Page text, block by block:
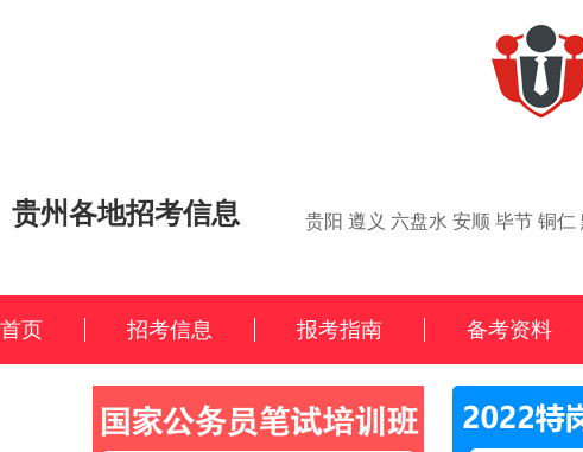
贵州各地招考信息 贵阳 遵义 六盘水 安顺 毕节 铜仁
首页 招考信息 报考指南 备考资料